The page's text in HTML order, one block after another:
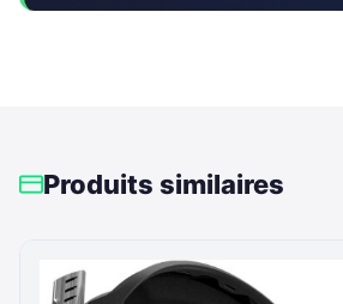
Produits similaires